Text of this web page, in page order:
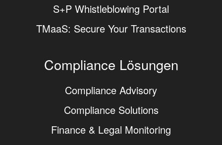
S+P Whistleblowing Portal
TMaaS: Secure Your Transactions
Compliance Lösungen
Compliance Advisory
Compliance Solutions
Finance & Legal Monitoring